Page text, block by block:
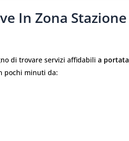
In Zona Stazione
di trovare servizi affidabili a portata
pochi minuti da: